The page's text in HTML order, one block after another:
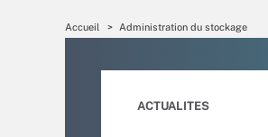
Accueil Administration du stockage
ACTUALITES